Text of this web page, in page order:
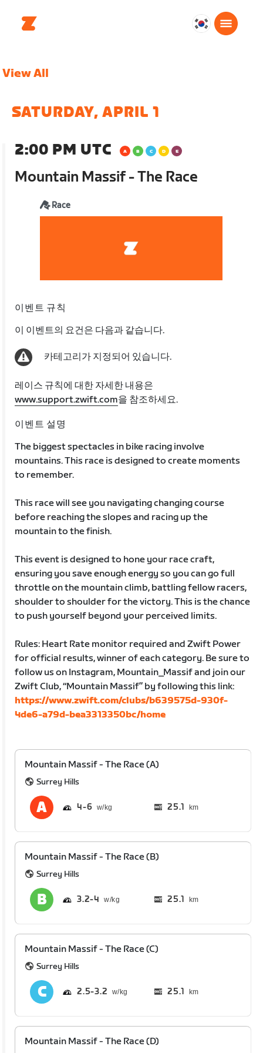
대
View All
SATURDAY, APRIL 1
2:00 PM UTC
Mountain Massif - The Race
Race
이벤트 규칙
이 이벤트의 요건은 다음과 같습니다.
카테고리가 지정되어 있습니다.
레이스 규칙에 대한 자세한 내용은
www.support.zwift.com을 참조하세요.
이벤트 설명
The biggest spectacles in bike racing involve
mountains. This race is designed to create moments
to remember.
This race will see you navigating changing course
before reaching the slopes and racing up the
mountain to the finish.
This event is designed to hone your race craft,
ensuring you save enough energy so you can go full
throttle on the mountain climb, battling fellow racers,
shoulder to shoulder for the victory. This is the chance
to push yourself beyond your perceived limits.
Rules: Heart Rate monitor required and Zwift Power
for official results, winner of each category. Be sure to
follow us on Instagram, Mountain_Massif and join our
Zwift Club, “Mountain Massif” by following this link:
https://www.zwift.com/clubs/b639575d-930f-
4de6-a79d-bea3313350bc/home
Mountain Massif - The Race (A)
Surrey Hills
4 6 25.1 km
Mountain Massif - The Race (B)
Surrey Hills
3.2 4 25.1 km
Mountain Massif - The Race (C)
Surrey Hills
2.5 3.2 25.1 km
Mountain Massif - The Race (D)